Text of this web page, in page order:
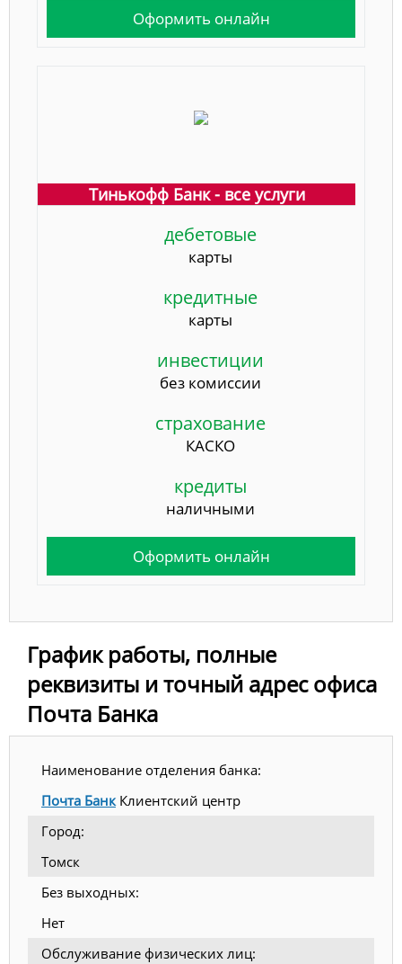
Оформить онлайн
Тинькофф Банк - все услуги
дебетовые
карты
кредитные
карты
инвестиции
без комиссии
страхование
КАСКО
кредиты
наличными
Оформить онлайн
График работы, полные
реквизиты и точный адрес офиса
Почта Банка
Наименование отделения банка:
Почта БанкКлиентский центр
Город:
Томск
Без выходных:
Нет
Обслуживание физических лиц: